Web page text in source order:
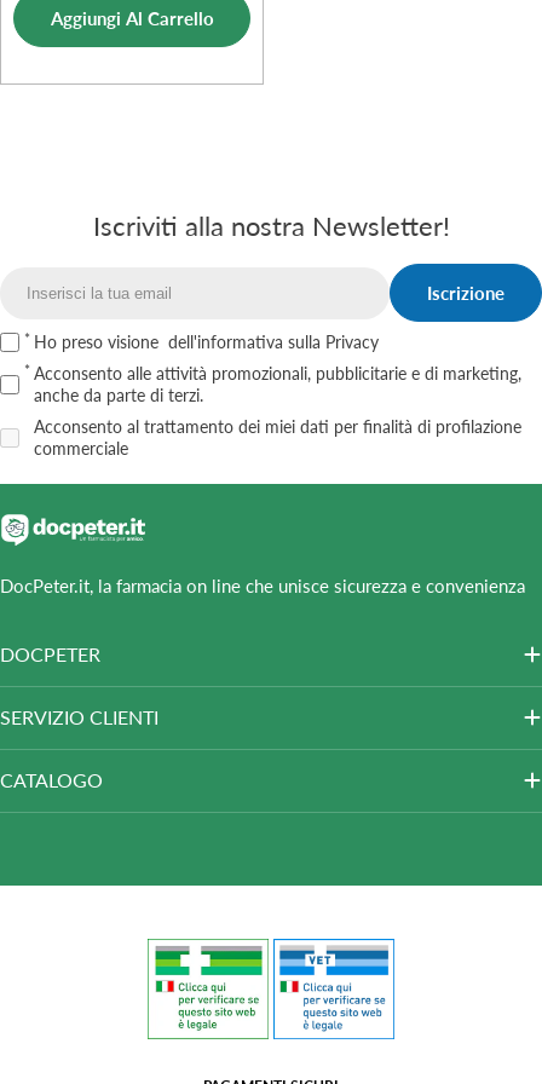
vendita
Aggiungi Al Carrello
Iscriviti alla nostra Newsletter!
Iscrizione
Ho preso visione dell'informativa sulla Privacy
Acconsento alle attività promozionali, pubblicitarie e di marketing,
anche da parte di terzi.
Acconsento al trattamento dei miei dati per finalità di profilazione
commerciale
DocPeter.it, la farmacia on line che unisce sicurezza e convenienza
DOCPETER
SERVIZIO CLIENTI
CATALOGO